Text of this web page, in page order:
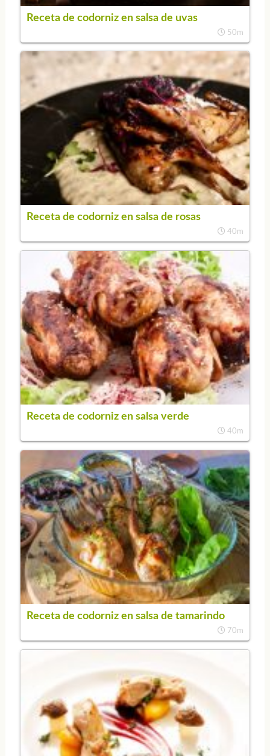
Receta de codorniz en salsa de uvas
50m
Receta de codorniz en salsa de rosas
40m
Receta de codorniz en salsa verde
40m
Receta de codorniz en salsa de tamarindo
70m